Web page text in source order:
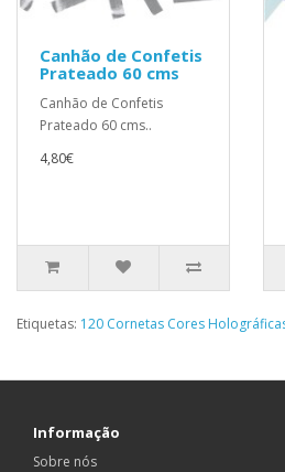
Canhão de Confetis
Prateado 60 cms
Canhão de Confetis
Prateado 60 cms..
4,80€
Etiquetas: 120 Cornetas Cores
Informação
Sobre nós